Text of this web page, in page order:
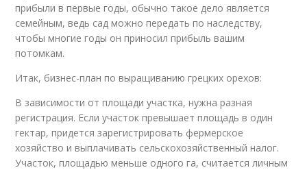
прибыли в первые годы, обычно такое дело является
семейным, ведь сад можно передать по наследству,
чтобы многие годы он приносил прибыль вашим
потомкам.
Итак, бизнес-план по выращиванию грецких орехов:
В зависимости от площади участка, нужна разная
регистрация. Если участок превышает площадь в один
гектар, придется зарегистрировать фермерское
хозяйство и выплачивать сельскохозяйственный налог.
Участок, площадью меньше одного га, считается личным